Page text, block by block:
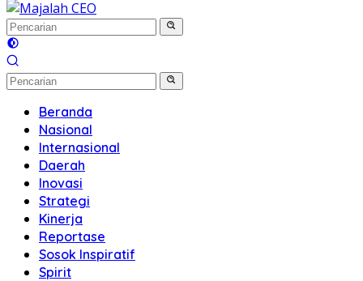
Beranda
Nasional
Internasional
Daerah
Inovasi
Strategi
Kinerja
Reportase
Sosok Inspiratif
Spirit